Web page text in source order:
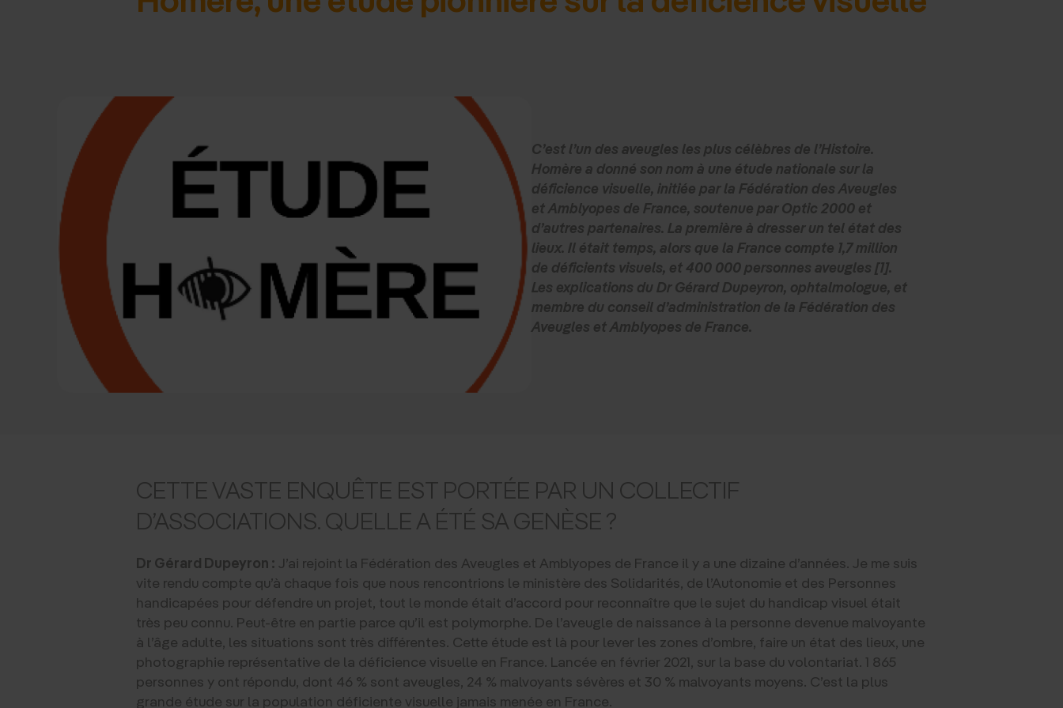
C’est l’un des aveugles les plus célèbres de l’Histoire.
Homère a donné son nom à une étude nationale sur la
déficience visuelle, initiée par la Fédération des Aveugles
et Amblyopes de France, soutenue par Optic 2000 et
d’autres partenaires. La première à dresser un tel état des
lieux. Il était temps, alors que la France compte 1,7 million
de déficients visuels, et 400 000 personnes aveugles [1].
Les explications du Dr Gérard Dupeyron, ophtalmologue, et
membre du conseil d’administration de la Fédération des
Aveugles et Amblyopes de France.
CETTE VASTE ENQUÊTE EST PORTÉE PAR UN COLLECTIF
D’ASSOCIATIONS. QUELLE A ÉTÉ SA GENÈSE ?
Dr Gérard Dupeyron : J’ai rejoint la Fédération des Aveugles et Amblyopes de France il y a une dizaine d’années. Je me suis
vite rendu compte qu’à chaque fois que nous rencontrions le ministère des Solidarités, de l’Autonomie et des Personnes
handicapées pour défendre un projet, tout le monde était d’accord pour reconnaître que le sujet du handicap visuel était
très peu connu. Peut-être en partie parce qu’il est polymorphe. De l’aveugle de naissance à la personne devenue malvoyante
à l’âge adulte, les situations sont très différentes. Cette étude est là pour lever les zones d’ombre, faire un état des lieux, une
photographie représentative de la déficience visuelle en France. Lancée en février 2021, sur la base du volontariat. 1 865
personnes y ont répondu, dont 46 % sont aveugles, 24 % malvoyants sévères et 30 % malvoyants moyens. C’est la plus
grande étude sur la population déficiente visuelle jamais menée en France.